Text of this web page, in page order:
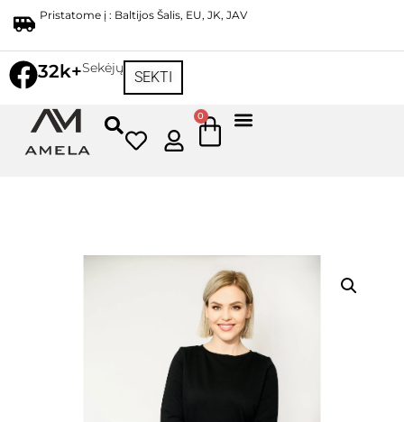
Pristatome į : Baltijos Šalis, EU, JK, JAV
32k+Sekėjų
SEKTI
0